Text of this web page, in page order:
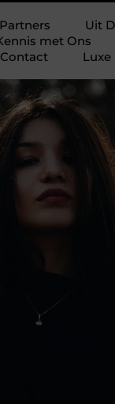
Uit
met Ons
Contact
Luxe